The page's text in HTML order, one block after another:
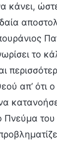
κάνει,
το
απ’ ότι
Πνεύμα